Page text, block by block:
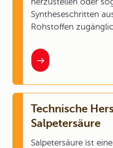
Syntheseschritten
Rohstoffen
Technische
Salpetersäure
Salpetersäure ist